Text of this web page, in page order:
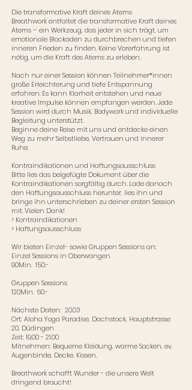
Die transformative Kraft deines Atems
Breathwork entfaltet die transformative Kraft deines
Atems – ein Werkzeug, das jeder in sich trägt, um
emotionale Blockaden zu durchbrechen und tiefen
inneren Frieden zu finden. Keine Vorerfahrung ist
nötig, um die Kraft des Atems zu erleben.
Nach nur einer Session können Teilnehmer*innen
große Erleichterung und tiefe Entspannung
erfahren. Es kann Klarheit entstehen und neue
kreative Impulse können empfangen werden. Jede
Session wird durch Musik, Bodywork und individuelle
Begleitung unterstützt.
Beginne deine Reise mit uns und entdecke einen
Weg zu mehr Selbstliebe, Vertrauen und innerer
Ruhe.
Kontraindikationen und Haftungsausschluss
Bitte lies das beigefügte Dokument über die
Kontraindikationen sorgfältig durch. Lade danach
den Haftungsausschluss herunter, lies ihn und
bringe ihn unterschrieben zu deiner ersten Session
mit. Vielen Dank!
> Kontraindikationen
> Haftungsausschluss
Wir bieten Einzel- sowie Gruppen Sessions an:
Einzel Sessions in Oberwangen
90Min. 150.-
Gruppen Sessions
120Min. 60.-
Nächste Daten: 20.03
Ort: Aloha Yoga Paradise, Dachstock, Hauptstrasse
20, Düdingen
Zeit:19.00 - 21.00
Mitnehmen: Bequeme Kleidung, warme Socken, ev.
Augenbinde, Decke, Kissen,
Breathwork schafft Wunder - die unsere Welt
dringend braucht!